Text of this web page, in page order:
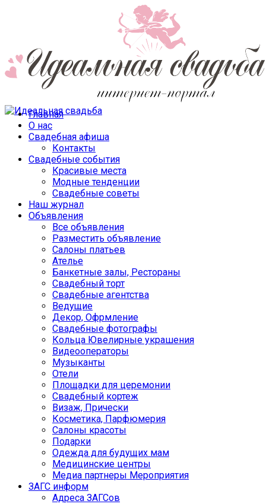
Главная
О нас
Свадебная афиша
Контакты
Свадебные события
Красивые места
Модные тенденции
Свадебные советы
Наш журнал
Объявления
Все объявления
Разместить объявление
Салоны платьев
Ателье
Банкетные залы, Рестораны
Свадебный торт
Свадебные агентства
Ведущие
Декор, Офрмление
Свадебные фотографы
Кольца Ювелирные украшения
Видеооператоры
Музыканты
Отели
Площадки для церемонии
Свадебный кортеж
Визаж, Прически
Косметика, Парфюмерия
Салоны красоты
Подарки
Одежда для будущих мам
Медицинские центры
Медиа партнеры Мероприятия
ЗАГС информ
Адреса ЗАГСов